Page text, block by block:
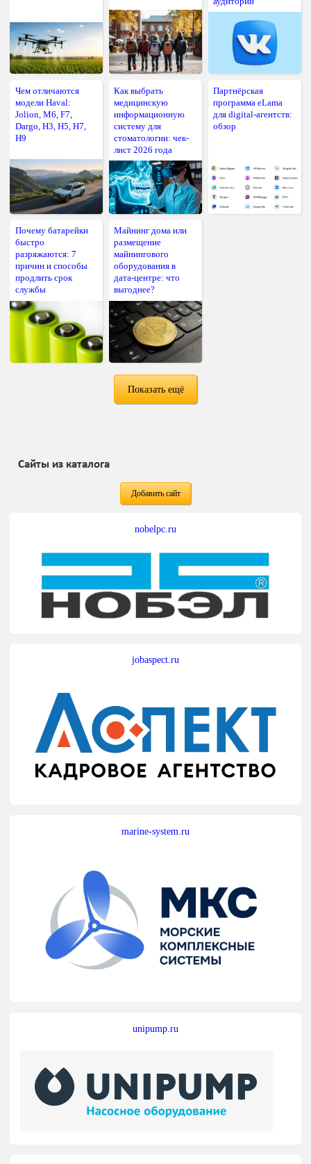
Чем отличаются
модели Haval:
Jolion, M6, F7,
Dargo, H3, H5, H7,
H9
Как выбрать
медицинскую
информационную
систему для
стоматологии: чек-
лист 2026 года
Партнёрская
программа eLama
для digital-агентств:
обзор
Почему батарейки
быстро
разряжаются: 7
причин и способы
продлить срок
службы
Майнинг дома или
размещение
майнингового
оборудования в
дата-центре: что
выгоднее?
Показать ещё
Сайты из каталога
Добавить сайт
nobelpc.ru
jobaspect.ru
marine-system.ru
unipump.ru